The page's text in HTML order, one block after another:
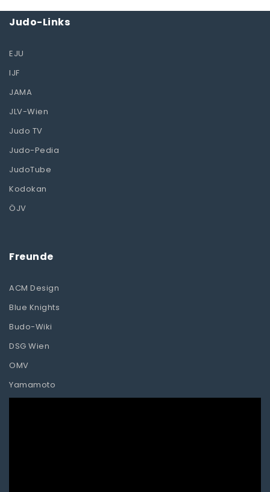
Judo-Links
EJU
IJF
JAMA
JLV-Wien
Judo TV
Judo-Pedia
JudoTube
Kodokan
ÖJV
Freunde
ACM Design
Blue Knights
Budo-Wiki
DSG Wien
OMV
Yamamoto